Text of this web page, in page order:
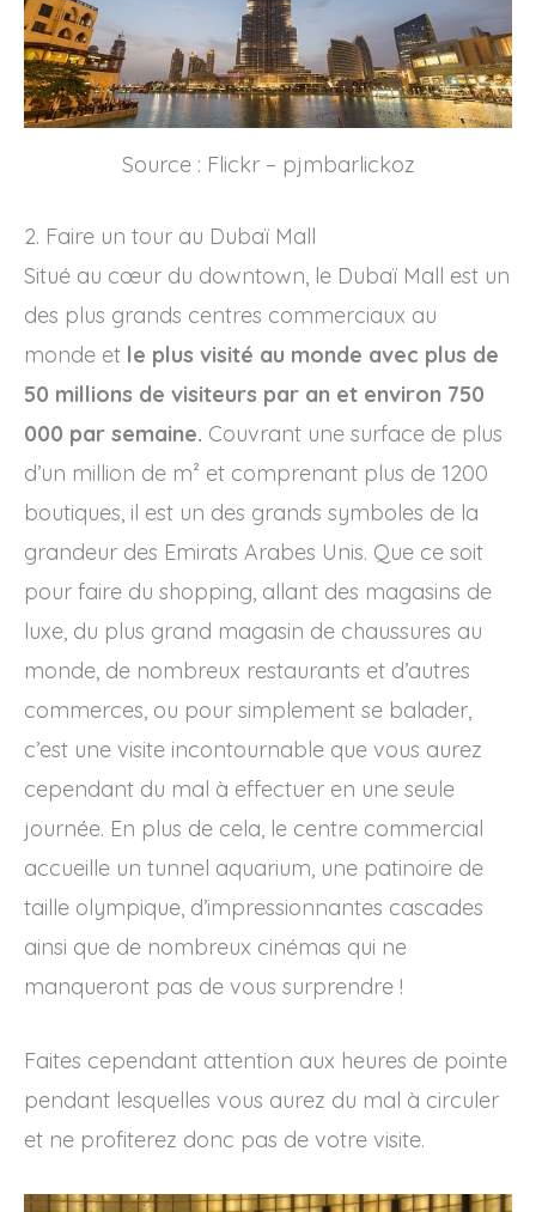
Source : Flickr – pjmbarlickoz
2. Faire un tour au Dubaï Mall
Situé au cœur du downtown, le Dubaï Mall est un
des plus grands centres commerciaux au
monde et le plus visité au monde avec plus de
50 millions de visiteurs par an et environ 750
000 par semaine. Couvrant une surface de plus
d’un million de m² et comprenant plus de 1200
boutiques, il est un des grands symboles de la
grandeur des Emirats Arabes Unis. Que ce soit
pour faire du shopping, allant des magasins de
luxe, du plus grand magasin de chaussures au
monde, de nombreux restaurants et d’autres
commerces, ou pour simplement se balader,
c’est une visite incontournable que vous aurez
cependant du mal à effectuer en une seule
journée. En plus de cela, le centre commercial
accueille un tunnel aquarium, une patinoire de
taille olympique, d’impressionnantes cascades
ainsi que de nombreux cinémas qui ne
manqueront pas de vous surprendre !
Faites cependant attention aux heures de pointe
pendant lesquelles vous aurez du mal à circuler
et ne profiterez donc pas de votre visite.